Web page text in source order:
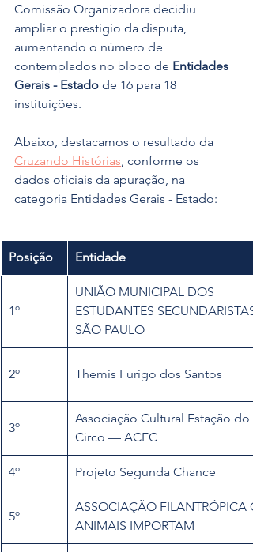
Comissão Organizadora decidiu
ampliar o prestígio da disputa,
aumentando o número de
contemplados no bloco de Entidades
Gerais - Estado de 16 para 18
instituições.
Abaixo, destacamos o resultado da
Cruzando Histórias, conforme os
dados oficiais da apuração, na
categoria Entidades Gerais - Estado:
Posição Entidade
1º
UNIÃO MUNICIPAL DOS
ESTUDANTES
SÃO PAULO
2º Themis Furigo dos Santos
3º
Associação Cultural Estação do
Circo — ACEC
4º Projeto Segunda Chance
5º
ASSOCIAÇÃO FILANTRÓPICA
ANIMAIS IMPORTAM